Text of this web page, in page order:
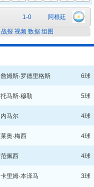
1-0 阿根廷
战报 视频 数据 组图
詹姆斯·罗德里格斯 6球
托马斯·穆勒 5球
内马尔 4球
莱奥·梅西 4球
范佩西 4球
卡里姆·本泽马 3球